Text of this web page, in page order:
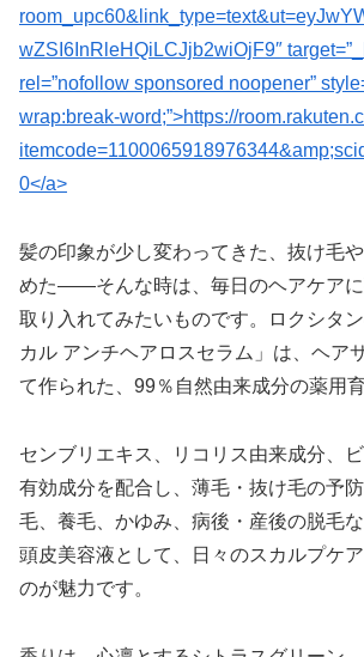
wZSI6InRleHQiLCJjb2wiOjF9″
rel=”nofollow sponsored noopener”
wrap:break-word;”>https://
0</a>
髪の印象が少し変わってきた、抜け毛
めた——そんな時は、毎日のヘアケア
取り入れてみたいものです。ロクシタ
カル アンチヘアロスセラム」は、ヘア
て作られた、99％自然由来成分の薬用
センブリエキス、リコリス由来成分、
有効成分を配合し、薄毛・抜け毛の予
毛、養毛、かゆみ、病後・産後の脱毛な
頭皮美容液として、日々のスカルプケ
のが魅力です。